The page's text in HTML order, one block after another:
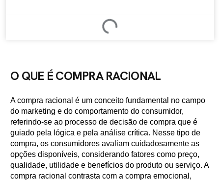
O QUE É COMPRA RACIONAL
A compra racional é um conceito fundamental no campo
do marketing e do comportamento do consumidor,
referindo-se ao processo de decisão de compra que é
guiado pela lógica e pela análise crítica. Nesse tipo de
compra, os consumidores avaliam cuidadosamente as
opções disponíveis, considerando fatores como preço,
qualidade, utilidade e benefícios do produto ou serviço. A
compra racional contrasta com a compra emocional,